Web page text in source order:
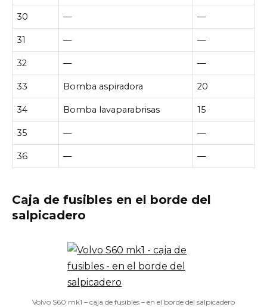
30 — —
31 — —
32 — —
33 Bomba aspiradora 20
34 Bomba lavaparabrisas 15
35 — —
36 — —
Caja de fusibles en el borde del
salpicadero
Volvo S60 mk1 – caja de fusibles – en el borde del salpicadero